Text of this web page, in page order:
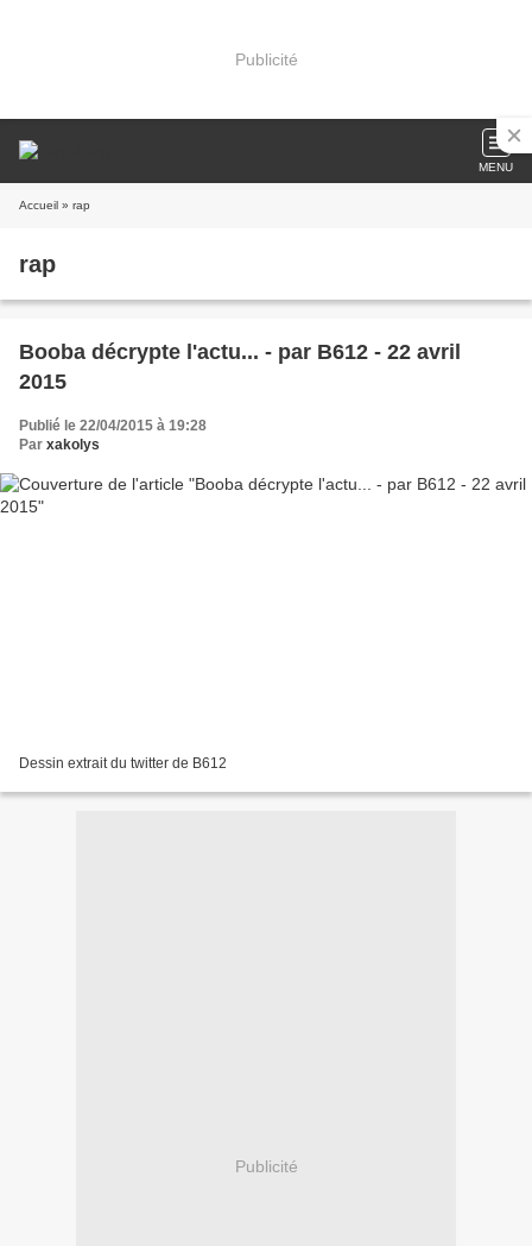
Publicité
MENU
Accueil » rap
rap
Booba décrypte l'actu... - par B612 - 22 avril
2015
Publié le 22/04/2015 à 19:28
Par xakolys
Dessin extrait du twitter de B612
Publicité